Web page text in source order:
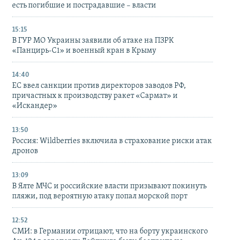
есть погибшие и пострадавшие – власти
15:15
В ГУР МО Украины заявили об атаке на ПЗРК
«Панцирь-С1» и военный кран в Крыму
14:40
ЕС ввел санкции против директоров заводов РФ,
причастных к производству ракет «Сармат» и
«Искандер»
13:50
Россия: Wildberries включила в страхование риски атак
дронов
13:09
В Ялте МЧС и российские власти призывают покинуть
пляжи, под вероятную атаку попал морской порт
12:52
СМИ: в Германии отрицают, что на борту украинского